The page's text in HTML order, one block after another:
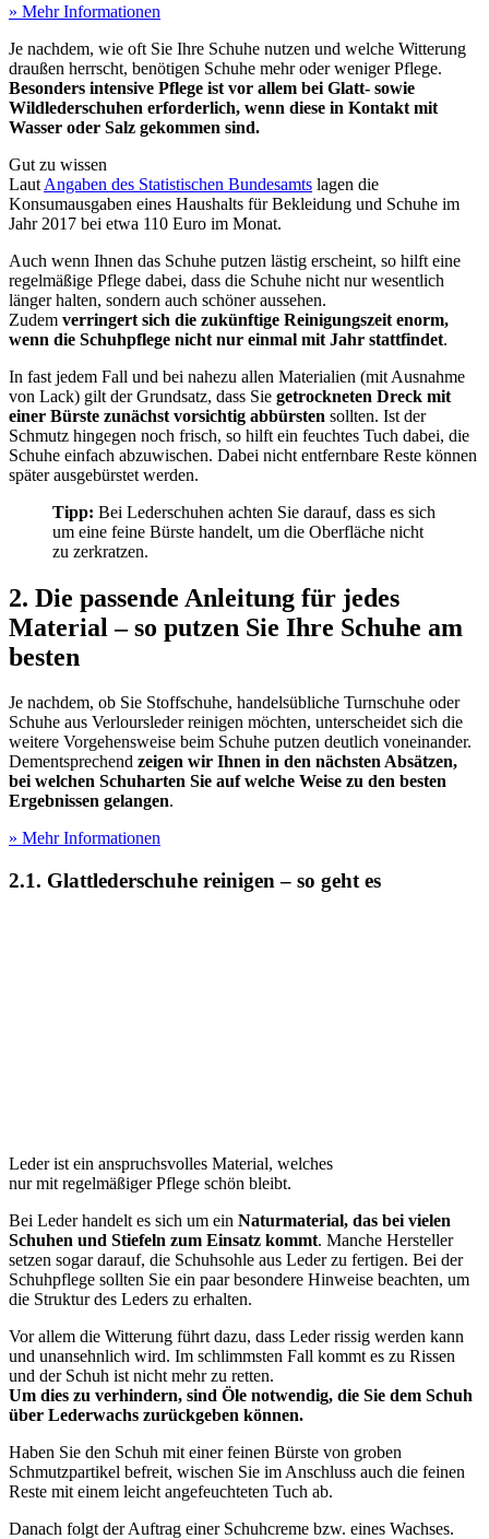
» Mehr Informationen
Je nachdem, wie oft Sie Ihre Schuhe nutzen und welche Witterung
draußen herrscht, benötigen Schuhe mehr oder weniger Pflege.
Besonders intensive Pflege ist vor allem bei Glatt- sowie
Wildlederschuhen erforderlich, wenn diese in Kontakt mit
Wasser oder Salz gekommen sind.
Gut zu wissen
Laut Angaben des Statistischen Bundesamts lagen die
Konsumausgaben eines Haushalts für Bekleidung und Schuhe im
Jahr 2017 bei etwa 110 Euro im Monat.
Auch wenn Ihnen das Schuhe putzen lästig erscheint, so hilft eine
regelmäßige Pflege dabei, dass die Schuhe nicht nur wesentlich
länger halten, sondern auch schöner aussehen.
Zudem verringert sich die zukünftige Reinigungszeit enorm,
wenn die Schuhpflege nicht nur einmal mit Jahr stattfindet.
In fast jedem Fall und bei nahezu allen Materialien (mit Ausnahme
von Lack) gilt der Grundsatz, dass Sie getrockneten Dreck mit
einer Bürste zunächst vorsichtig abbürsten sollten. Ist der
Schmutz hingegen noch frisch, so hilft ein feuchtes Tuch dabei, die
Schuhe einfach abzuwischen. Dabei nicht entfernbare Reste können
später ausgebürstet werden.
Tipp: Bei Lederschuhen achten Sie darauf, dass es sich
um eine feine Bürste handelt, um die Oberfläche nicht
zu zerkratzen.
2. Die passende Anleitung für jedes
Material – so putzen Sie Ihre Schuhe am
besten
Je nachdem, ob Sie Stoffschuhe, handelsübliche Turnschuhe oder
Schuhe aus Verloursleder reinigen möchten, unterscheidet sich die
weitere Vorgehensweise beim Schuhe putzen deutlich voneinander.
Dementsprechend zeigen wir Ihnen in den nächsten Absätzen,
bei welchen Schuharten Sie auf welche Weise zu den besten
Ergebnissen gelangen.
» Mehr Informationen
2.1. Glattlederschuhe reinigen – so geht es
Leder ist ein anspruchsvolles Material, welches
nur mit regelmäßiger Pflege schön bleibt.
Bei Leder handelt es sich um ein Naturmaterial, das bei vielen
Schuhen und Stiefeln zum Einsatz kommt. Manche Hersteller
setzen sogar darauf, die Schuhsohle aus Leder zu fertigen. Bei der
Schuhpflege sollten Sie ein paar besondere Hinweise beachten, um
die Struktur des Leders zu erhalten.
Vor allem die Witterung führt dazu, dass Leder rissig werden kann
und unansehnlich wird. Im schlimmsten Fall kommt es zu Rissen
und der Schuh ist nicht mehr zu retten.
Um dies zu verhindern, sind Öle notwendig, die Sie dem Schuh
über Lederwachs zurückgeben können.
Haben Sie den Schuh mit einer feinen Bürste von groben
Schmutzpartikel befreit, wischen Sie im Anschluss auch die feinen
Reste mit einem leicht angefeuchteten Tuch ab.
Danach folgt der Auftrag einer Schuhcreme bzw. eines Wachses.